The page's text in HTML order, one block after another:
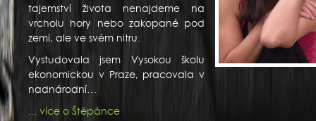
tajemství života nenajdeme na
vrcholu hory nebo zakopané pod
zemí, ale ve svém nitru.
Vystudovala jsem Vysokou školu
ekonomickou v Praze, pracovala v
nadnárodní…
... více o Štěpánce